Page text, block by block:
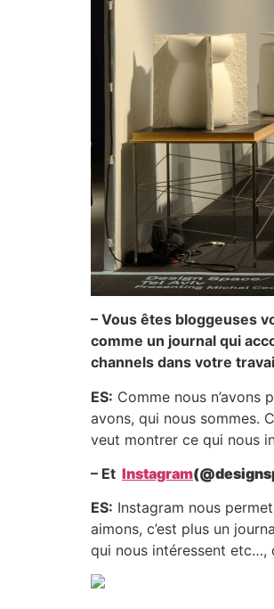
– Vous êtes bloggeuses
comme un journal qui
channels dans votre
ES: Comme nous
avons, qui nous sommes.
veut montrer ce qui nous
– Et Instagram
ES: Instagram nous
aimons, c’est plus un
qui nous intéressent etc…,